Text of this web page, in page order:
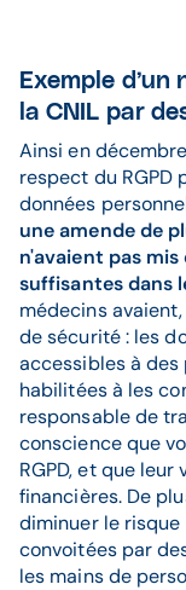
Exemple
la CNIL par
Ainsi en
respect du RGPD
données
une amende de
n'avaient pas
suffisantes dans
médecins
de sécurité : les
accessibles à
habilitées à les
responsable de
conscience que
RGPD, et que
financières. De
diminuer le
convoitées par
les mains de